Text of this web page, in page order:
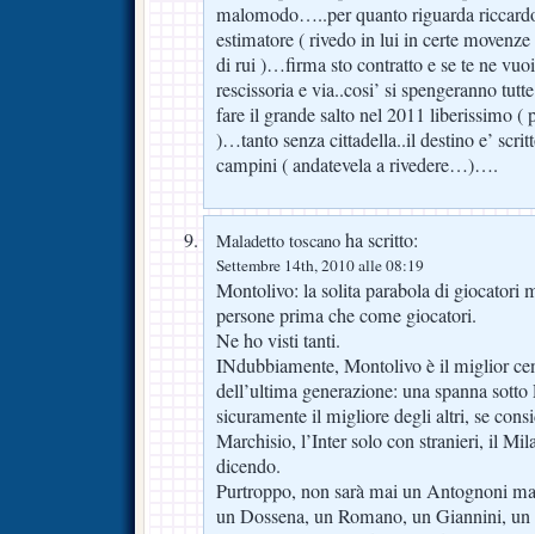
malomodo…..per quanto riguarda
estimatore ( rivedo in lui in certe
di rui )…firma sto contratto e se te ne
rescissoria e via..cosi’ si spengeranno
fare il grande salto nel 2011 liberissimo (
)…tanto senza cittadella..il destino e’
campini ( andatevela a rivedere…)….
Maladetto toscano ha scritto:
Settembre 14th, 2010 alle 08:19
Montolivo: la solita parabola di giocatori
persone prima che come giocatori.
Ne ho visti tanti.
INdubbiamente, Montolivo è il miglior
dell’ultima generazione: una spanna
sicuramente il migliore degli altri, se
Marchisio, l’Inter solo con stranieri, il
dicendo.
Purtroppo, non sarà mai un Antognoni
un Dossena, un Romano, un Giannini,